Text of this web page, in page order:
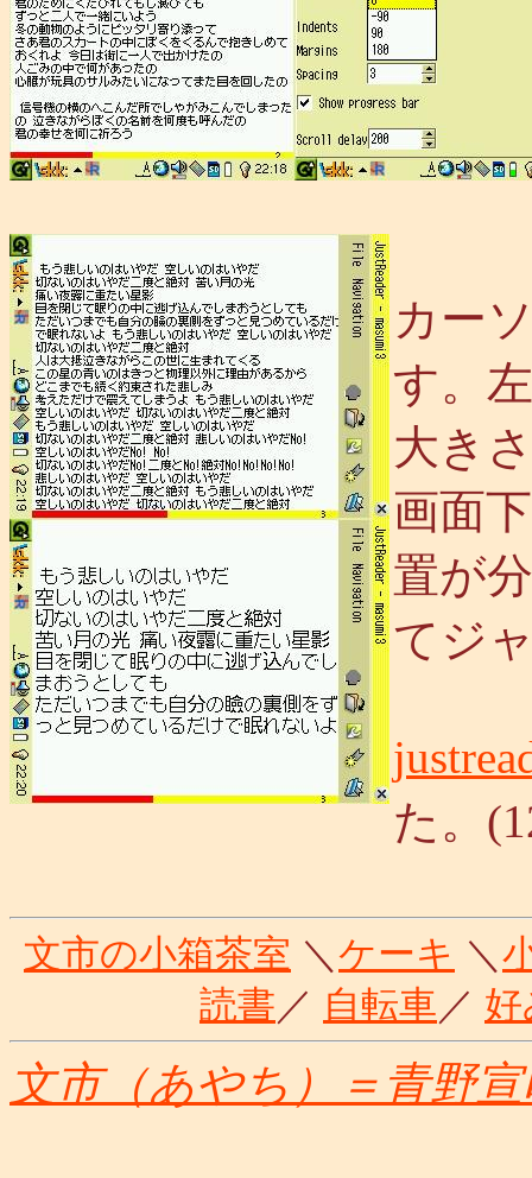
カー
す。
大き
画面
置が
てジ
た。
文市の小箱茶室 ＼ ケーキ ＼
読書／ 自転車／ 好
文市（あやち）＝青野